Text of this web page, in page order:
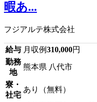
暇あ...
フジアルテ株式会社
給与 月収例310,000円
勤務
地
熊本県 八代市
寮・
社宅
あり（無料）